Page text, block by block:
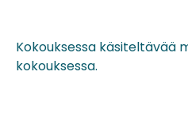
Kokouksessa käsiteltävää
kokouksessa.